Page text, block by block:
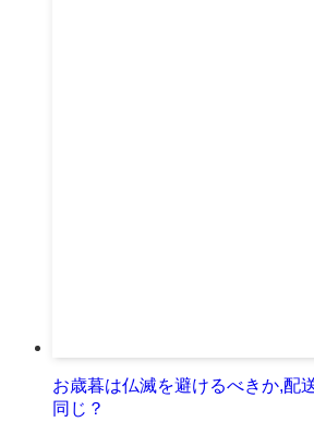
お歳暮は仏滅を避けるべきか,配
同じ？